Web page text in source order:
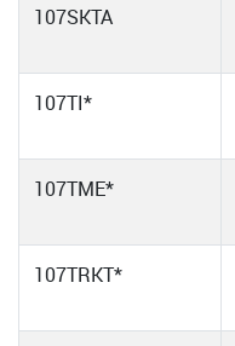
107SKTA
107TI*
107TME*
107TRKT*